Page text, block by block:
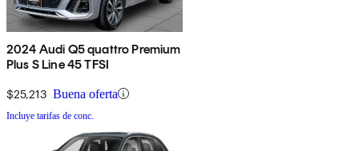
2024 Audi Q5 quattro Premium
Plus S Line 45 TFSI
$25,213 Buena oferta
Incluye tarifas de conc.